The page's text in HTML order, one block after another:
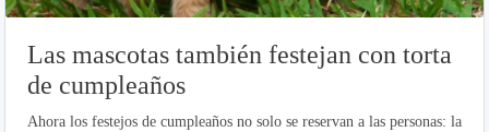
Las mascotas también festejan con torta
de cumpleaños
Ahora los festejos de cumpleaños no solo se reservan a las personas: la